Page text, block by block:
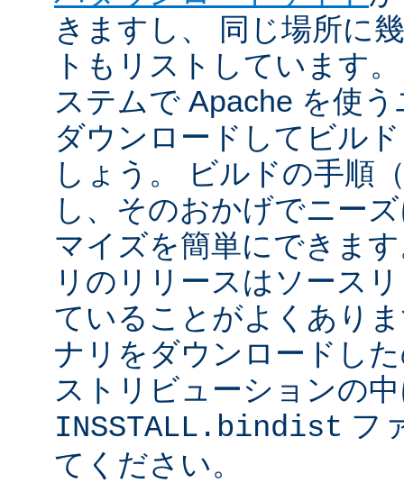
きますし、 同じ場所に
トもリストしています
ステムで Apache を使
ダウンロードしてビル
しょう。 ビルドの手順
し、そのおかげでニー
マイズを簡単にできま
リのリリースはソース
ていることがよくあり
ナリをダウンロードし
ストリビューションの
INSSTALL.bindist フ
てください。